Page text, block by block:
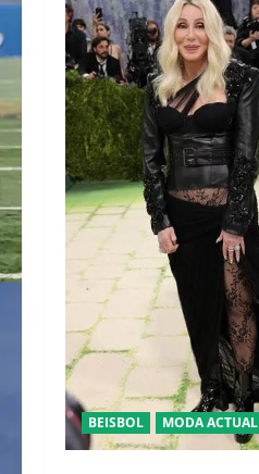
BEISBOL MODA ACTUAL